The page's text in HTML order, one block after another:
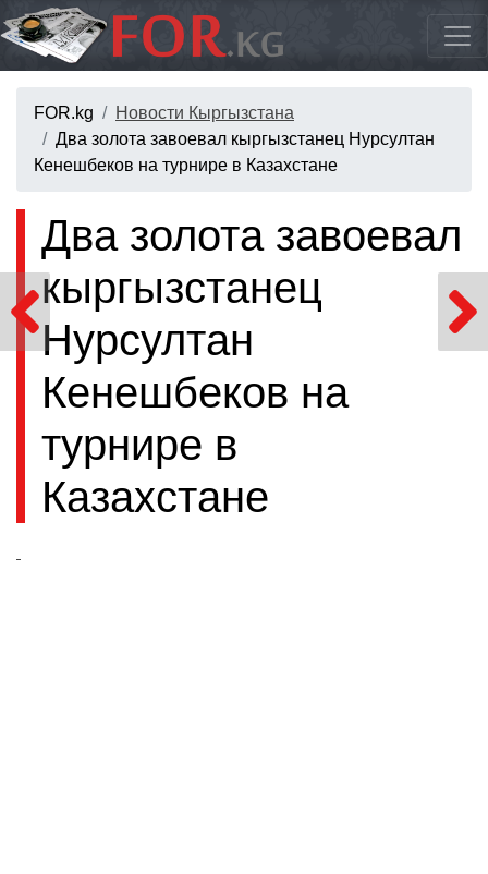
FOR.kg
Новости Кыргызстана
Два золота завоевал кыргызстанец Нурсултан
Кенешбеков на турнире в Казахстане
Два золота завоевал
кыргызстанец
Нурсултан
Кенешбеков на
турнире в
Казахстане